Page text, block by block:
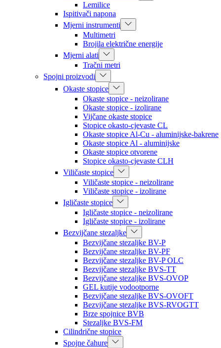
Lemilice
Ispitivači napona
Mjerni instrumenti
Multimetri
Brojila električne energije
Mjerni alati
Tračni metri
Spojni proizvodi
Okaste stopice
Okaste stopice - neizolirane
Okaste stopice - izolirane
Vijčane okaste stopice
Stopice okasto-cjevaste CL
Okaste stopice Al-Cu - aluminijske-bakrene
Okaste stopice Al - aluminijske
Okaste stopice otvorene
Stopice okasto-cjevaste CLH
Viličaste stopice
Viličaste stopice - neizolirane
Viličaste stopice - izolirane
Igličaste stopice
Igličaste stopice - neizolirane
Igličaste stopice - izolirane
Bezvijčane stezaljke
Bezvijčane stezaljke BV-P
Bezvijčane stezaljke BV-PF
Bezvijčane stezaljke BV-P OLC
Bezvijčane stezaljke BVS-TT
Bezvijčane stezaljke BVS-OVOP
GEL kutije vodootporne
Bezvijčane stezaljke BVS-OVOFT
Bezvijčane stezaljke BVS-RVOGTT
Brze spojnice BVB
Stezaljke BVS-FM
Cilindrične stopice
Spojne čahure